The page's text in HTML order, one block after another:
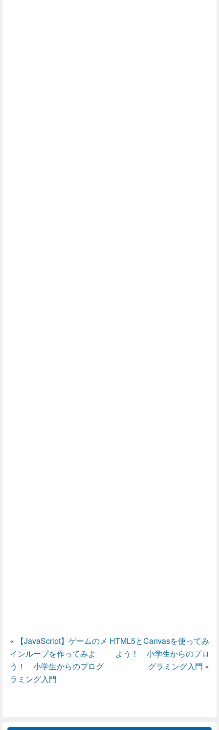
«
【JavaScript】ゲームのメ
インループを作ってみよ
う！ 小学生からのプログ
ラミング入門
HTML5とCanvasを使ってみ
よう！ 小学生からのプロ
グラミング入門 »